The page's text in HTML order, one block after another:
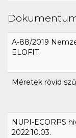
A-88/2019
ELOFIT
Méretek rövid
NUPI-ECORPS
2022.10.03.